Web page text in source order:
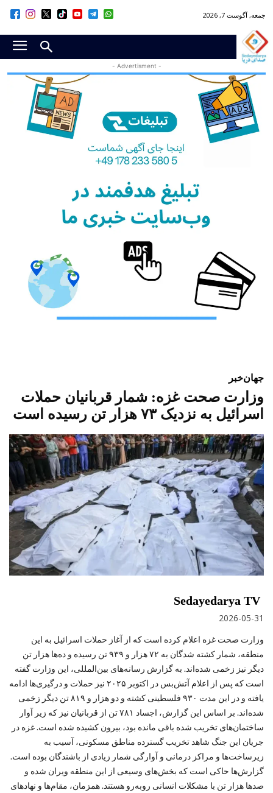
جمعه, آگوست 7, 2026
- Advertisment -
جهانخبر
وزارت صحت غزه: شمار قربانیان حملات
اسرائیل به نزدیک ۷۳ هزار تن رسیده است
Sedayedarya TV
2026-05-31
وزارت صحت غزه اعلام کرده است که از آغاز حملات اسرائیل به این
منطقه، شمار کشته‌ شدگان به ۷۲ هزار و ۹۳۹ تن رسیده و ده‌ها هزار تن
دیگر نیز زخمی شده‌اند. به گزارش رسانه‌های بین‌المللی، این وزارت گفته
است که پس از اعلام آتش‌بس در اکتوبر ۲۰۲۵ نیز حملات و درگیری‌ها ادامه
یافته و در این مدت ۹۳۰ فلسطینی کشته و دو هزار و ۸۱۹ تن دیگر زخمی
شده‌اند. بر اساس این گزارش، اجساد ۷۸۱ تن از قربانیان نیز که زیر آوار
ساختمان‌های تخریب‌ شده باقی مانده بود، بیرون کشیده شده است. غزه در
جریان این جنگ شاهد تخریب گسترده مناطق مسکونی، آسیب به
زیرساخت‌ها و مراکز درمانی و آوارگی شمار زیادی از باشندگان بوده است.
گزارش‌ها حاکی است که بخش‌های وسیعی از این منطقه ویران شده و
صدها هزار تن با مشکلات انسانی روبه‌رو هستند. همزمان، مقام‌ها و نهادهای